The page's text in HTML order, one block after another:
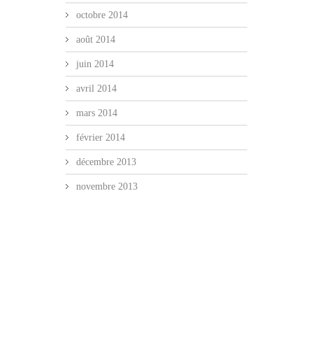
octobre 2014
août 2014
juin 2014
avril 2014
mars 2014
février 2014
décembre 2013
novembre 2013